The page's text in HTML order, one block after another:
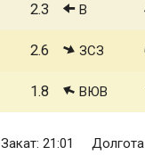
2.3 В
2.6 ЗСЗ
1.8 ВЮВ
Закат: 21:01